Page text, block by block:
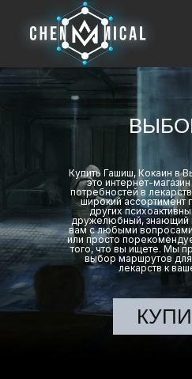
Купить Гашиш, Кокаин в
это интернет-
потребностей в
широкий ассортимент
других
дружелюбный, знающий
вам с любыми
или просто
того, что вы ищете. Мы
выбор маршрутов для
лекарств к